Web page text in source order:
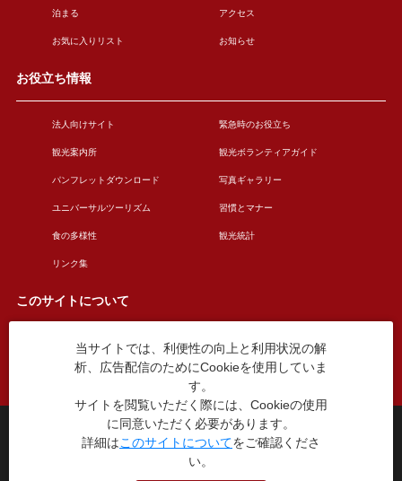
泊まる アクセス
お気に入りリスト お知らせ
お役立ち情報
法人向けサイト 緊急時のお役立ち
観光案内所 観光ボランティアガイド
パンフレットダウンロード 写真ギャラリー
ユニバーサルツーリズム 習慣とマナー
食の多様性 観光統計
リンク集
このサイトについて
このサイトについて 広告掲載について
お問い合わせ
台東区役所観光課
〒110-8615 東京都台東区東上野4丁目5番6号
TEL：03-5246-1151
当サイトでは、利便性の向上と利用状況の解
析、広告配信のためにCookieを使用していま
す。
サイトを閲覧いただく際には、Cookieの使用
に同意いただく必要があります。
詳細はこのサイトについてをご確認くださ
い。